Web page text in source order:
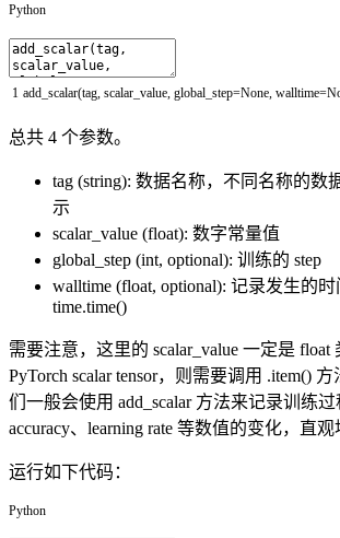
Python
1 add_scalar(tag scalar_value global_step=None walltime=
总共 4 个参数。
tag (string): 数据名称，不同名称的数
示
scalar_value (float): 数字常量值
global_step (int, optional): 训练的 step
walltime (float, optional): 记录发生的
time.time()
需要注意，这里的 scalar_value 一定是 float
PyTorch scalar tensor，则需要调用 .item()
们一般会使用 add_scalar 方法来记录训练过
accuracy、learning rate 等数值的变化，直观
运行如下代码：
Python